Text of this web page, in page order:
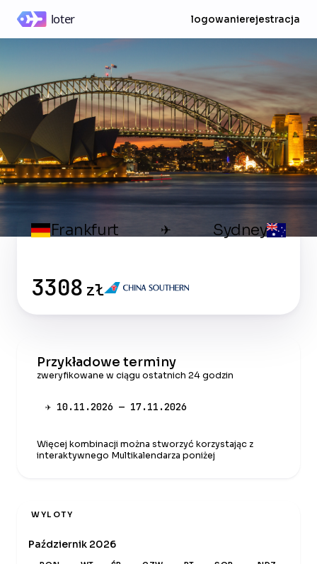
logowanierejestracja
Frankfurt ✈ Sydney
3308 zł
Przykładowe terminy
zweryfikowane w ciągu ostatnich 24 godzin
✈ 10.11.2026 — 17.11.2026
Więcej kombinacji można stworzyć korzystając z
interaktywnego Multikalendarza poniżej
WYLOTY
Październik 2026